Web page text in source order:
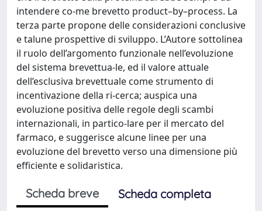
intendere co-me brevetto product–by–process. La
terza parte propone delle considerazioni conclusive
e talune prospettive di sviluppo. L’Autore sottolinea
il ruolo dell’argomento funzionale nell’evoluzione
del sistema brevettua-le, ed il valore attuale
dell’esclusiva brevettuale come strumento di
incentivazione della ri-cerca; auspica una
evoluzione positiva delle regole degli scambi
internazionali, in partico-lare per il mercato del
farmaco, e suggerisce alcune linee per una
evoluzione del brevetto verso una dimensione più
efficiente e solidaristica.
Scheda breve
Scheda completa